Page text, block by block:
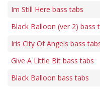
Im Still Here bass tabs
Black Balloon (ver 2) bass
Iris City Of Angels bass
Give A Little Bit bass tabs
Black Balloon bass tabs